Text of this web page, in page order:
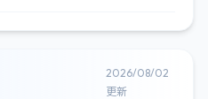
2026/08/02
更新